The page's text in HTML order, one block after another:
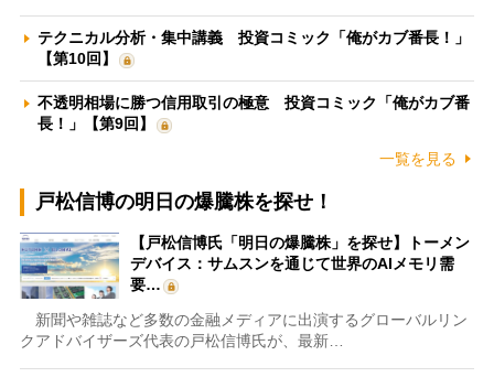
テクニカル分析・集中講義 投資コミック「俺がカブ番長！」
【第10回】
不透明相場に勝つ信用取引の極意 投資コミック「俺がカブ番
長！」【第9回】
一覧を見る
戸松信博の明日の爆騰株を探せ！
【戸松信博氏「明日の爆騰株」を探せ】トーメン
デバイス：サムスンを通じて世界のAIメモリ需
要…
新聞や雑誌など多数の金融メディアに出演するグローバルリン
クアドバイザーズ代表の戸松信博氏が、最新…